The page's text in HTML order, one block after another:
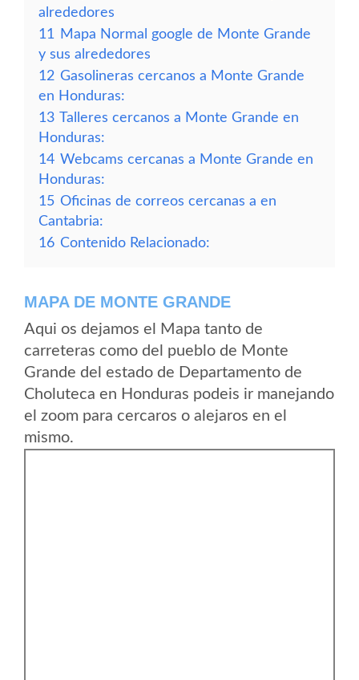
alrededores
11
Mapa Normal google de Monte Grande
y sus alrededores
12 Gasolineras cercanos a Monte Grande
en Honduras:
13 Talleres cercanos a Monte Grande en
Honduras:
14 Webcams cercanas a Monte Grande en
Honduras:
15 Oficinas de correos cercanas a en
Cantabria:
16 Contenido Relacionado:
MAPA DE MONTE GRANDE
Aqui os dejamos el Mapa tanto de
carreteras como del pueblo de Monte
Grande del estado de Departamento de
Choluteca en Honduras podeis ir manejando
el zoom para cercaros o alejaros en el
mismo.